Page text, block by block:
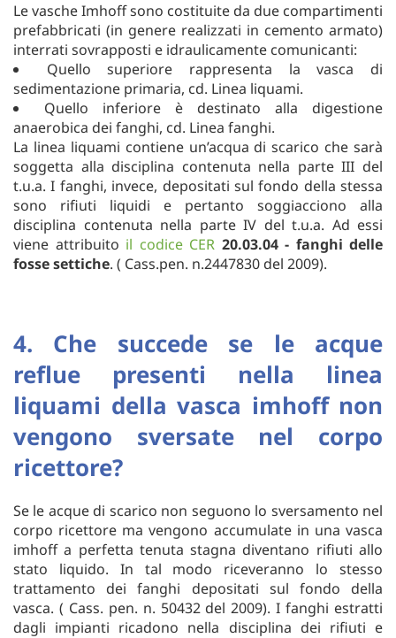
Le vasche Imhoff sono costituite da due compartimenti
prefabbricati (in genere realizzati in cemento armato)
interrati sovrapposti e idraulicamente comunicanti:
Quello superiore rappresenta la vasca di
sedimentazione primaria, cd. Linea liquami.
Quello inferiore è destinato alla digestione
anaerobica dei fanghi, cd. Linea fanghi.
La linea liquami contiene un’acqua di scarico che sarà
soggetta alla disciplina contenuta nella parte III del
t.u.a. I fanghi, invece, depositati sul fondo della stessa
sono rifiuti liquidi e pertanto soggiacciono alla
disciplina contenuta nella parte IV del t.u.a. Ad essi
viene attribuito il codice CER 20.03.04 - fanghi delle
fosse settiche. ( Cass.pen. n.2447830 del 2009).
4. Che succede se le acque
reflue presenti nella linea
liquami della vasca imhoff non
vengono sversate nel corpo
ricettore?
Se le acque di scarico non seguono lo sversamento nel
corpo ricettore ma vengono accumulate in una vasca
imhoff a perfetta tenuta stagna diventano rifiuti allo
stato liquido. In tal modo riceveranno lo stesso
trattamento dei fanghi depositati sul fondo della
vasca. ( Cass. pen. n. 50432 del 2009). I fanghi estratti
dagli impianti ricadono nella disciplina dei rifiuti e